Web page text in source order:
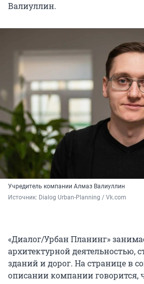
Валиуллин.
Учредитель компании Алмаз Валиуллин
Источник: Dialog Urban-Planning / Vk.com
«Диалог/Урбан Планинг»
архитектурной деятельностью,
зданий и дорог. На странице в
описании компании говорится,